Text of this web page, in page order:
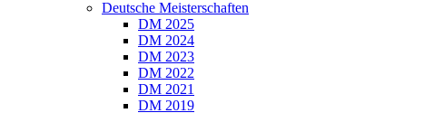
Deutsche Meisterschaften
DM 2025
DM 2024
DM 2023
DM 2022
DM 2021
DM 2019